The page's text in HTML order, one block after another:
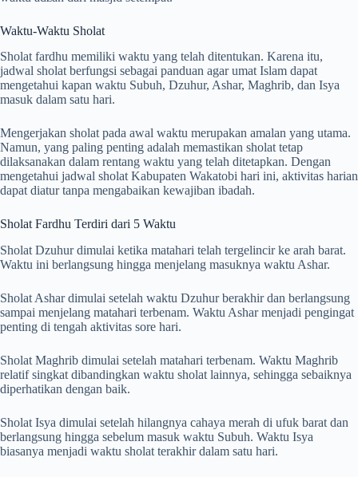
Waktu-Waktu Sholat
Sholat fardhu memiliki waktu yang telah ditentukan. Karena itu,
jadwal sholat berfungsi sebagai panduan agar umat Islam dapat
mengetahui kapan waktu Subuh, Dzuhur, Ashar, Maghrib, dan Isya
masuk dalam satu hari.
Mengerjakan sholat pada awal waktu merupakan amalan yang utama.
Namun, yang paling penting adalah memastikan sholat tetap
dilaksanakan dalam rentang waktu yang telah ditetapkan. Dengan
mengetahui jadwal sholat Kabupaten Wakatobi hari ini, aktivitas harian
dapat diatur tanpa mengabaikan kewajiban ibadah.
Sholat Fardhu Terdiri dari 5 Waktu
Sholat Dzuhur dimulai ketika matahari telah tergelincir ke arah barat.
Waktu ini berlangsung hingga menjelang masuknya waktu Ashar.
Sholat Ashar dimulai setelah waktu Dzuhur berakhir dan berlangsung
sampai menjelang matahari terbenam. Waktu Ashar menjadi pengingat
penting di tengah aktivitas sore hari.
Sholat Maghrib dimulai setelah matahari terbenam. Waktu Maghrib
relatif singkat dibandingkan waktu sholat lainnya, sehingga sebaiknya
diperhatikan dengan baik.
Sholat Isya dimulai setelah hilangnya cahaya merah di ufuk barat dan
berlangsung hingga sebelum masuk waktu Subuh. Waktu Isya
biasanya menjadi waktu sholat terakhir dalam satu hari.